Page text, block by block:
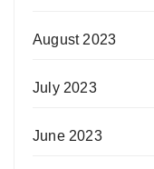
August 2023
July 2023
June 2023